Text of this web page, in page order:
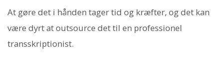
At gøre det i hånden tager tid og kræfter, og det kan
være dyrt at outsource det til en professionel
transskriptionist.